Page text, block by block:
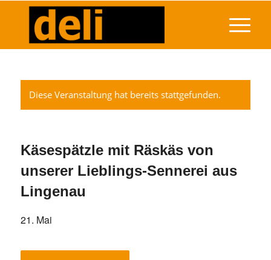
Diese Veranstaltung hat bereits stattgefunden.
Käsespätzle mit Räskäs von
unserer Lieblings-Sennerei aus
Lingenau
21. Mai